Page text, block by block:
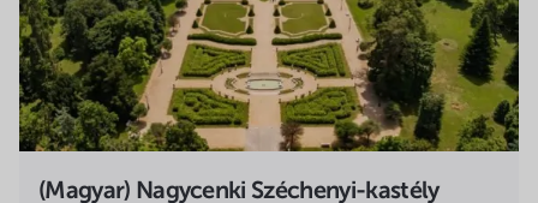
(Magyar) Nagycenki Széchenyi-kastély